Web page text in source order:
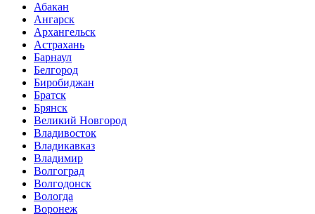
Абакан
Ангарск
Архангельск
Астрахань
Барнаул
Белгород
Биробиджан
Братск
Брянск
Великий Новгород
Владивосток
Владикавказ
Владимир
Волгоград
Волгодонск
Вологда
Воронеж